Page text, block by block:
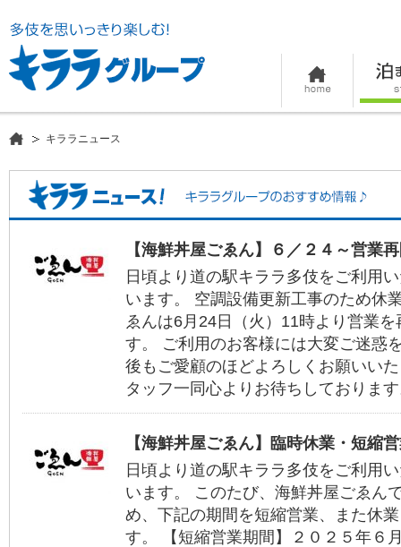
キララニュース
【海鮮丼屋ごゑん】６／２４～営業
日頃より道の駅キララ多伎をご利用
います。 空調設備更新工事のため休
ゑんは6月24日（火）11時より営業
す。 ご利用のお客様には大変ご迷惑
後もご愛顧のほどよろしくお願いい
タッフ一同心よりお待ちしておりま
【海鮮丼屋ごゑん】臨時休業・短縮
日頃より道の駅キララ多伎をご利用
います。 このたび、海鮮丼屋ごゑん
め、下記の期間を短縮営業、また休
す。 【短縮営業期間】２０２５年６